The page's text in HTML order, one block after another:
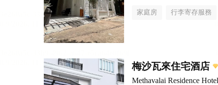
家庭房 行李寄存服務
梅沙瓦來住宅酒店
Methavalai Residence Hotel